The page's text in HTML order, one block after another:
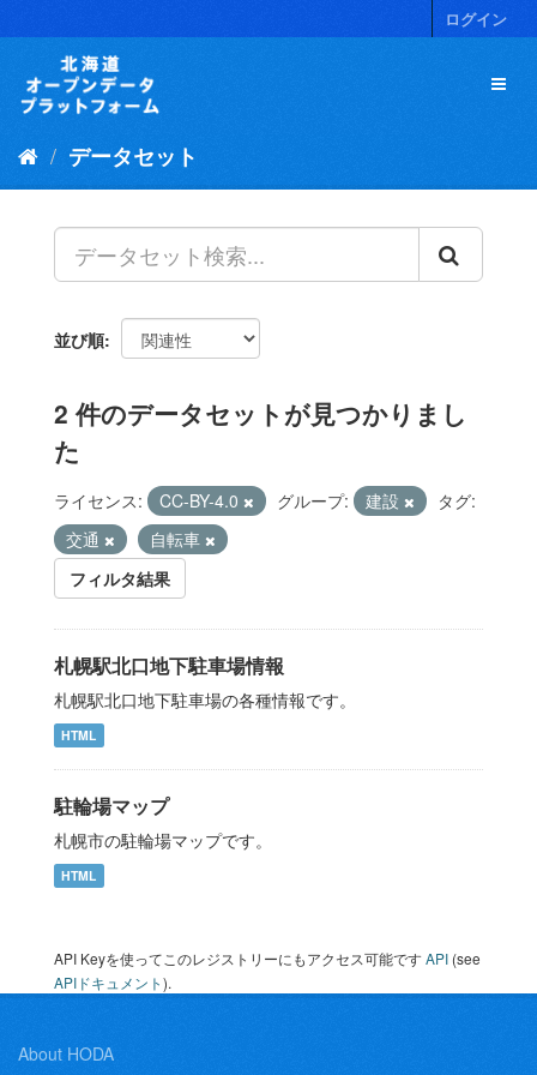
キ
ログイン
データセット
並び順
2 件のデータセットが見つかりまし
た
ライセンス: CC-BY-4.0 グループ: 建設
タグ:
交通
自転車
フィルタ結果
札幌駅北口地下駐車場情報
札幌駅北口地下駐車場の各種情報です。
HTML
駐輪場マップ
札幌市の駐輪場マップです。
HTML
API Keyを使ってこのレジストリーにもアクセス可能ですAPI (see
APIドキュメント).
About HODA